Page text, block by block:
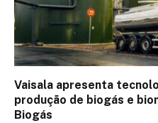
Vaisala apresenta
produção de biogás e
Biogás